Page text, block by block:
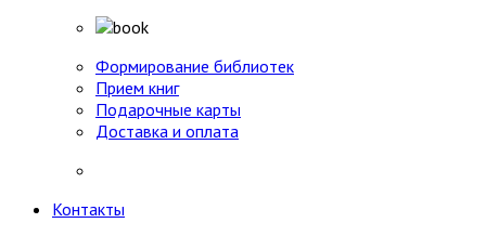
Формирование библиотек
Прием книг
Подарочные карты
Доставка и оплата
Контакты